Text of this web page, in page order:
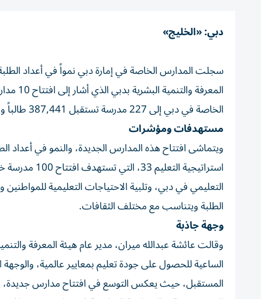
دبي: «الخليج»
الخاصة في دبي إلى 227 مدرسة تستقبل 387,441 طالباً وطالبة ينتمون إلى 185 جنسية.
مستهدفات ومؤشرات
ويتماشى افتتاح هذه المدارس الجديدة، والنمو في
التعليمي في دبي، وتلبية الاحتياجات التعليمية
الطلبة ويتناسب مع مختلف الثقافات.
وجهة جاذبة
وقالت عائشة عبدالله ميران، مدير عام هيئة المعرفة
الساعية للحصول على جودة تعليم بمعايير عالمية،
المستقبل، حيث يعكس التوسع في افتتاح مدارس جديدة،